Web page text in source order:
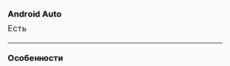
Android Auto
Есть
Особенности